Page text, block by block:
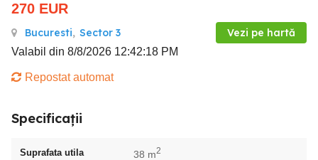
270 EUR
Bucuresti, Sector 3 Vezi pe hartă
Valabil din 8/8/2026 12:42:18 PM
Repostat automat
Specificații
Suprafata utila 38 m2